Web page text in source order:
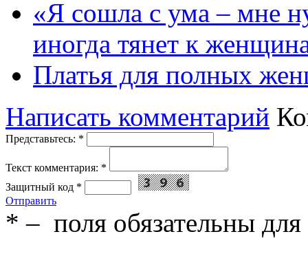
«Я сошла с ума – мне
иногда тянет к
Платья для полных
Написать комментарий
Представьтесь: *
Текст комментария: *
Защитный код *
Отправить
* – поля обязательны для